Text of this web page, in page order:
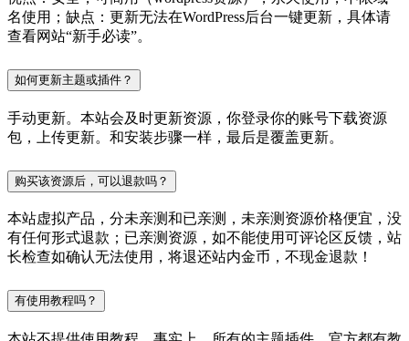
名使用；缺点：更新无法在WordPress后台一键更新，具体请
查看网站“新手必读”。
如何更新主题或插件？
手动更新。本站会及时更新资源，你登录你的账号下载资源
包，上传更新。和安装步骤一样，最后是覆盖更新。
购买该资源后，可以退款吗？
本站虚拟产品，分未亲测和已亲测，未亲测资源价格便宜，没
有任何形式退款；已亲测资源，如不能使用可评论区反馈，站
长检查如确认无法使用，将退还站内金币，不现金退款！
有使用教程吗？